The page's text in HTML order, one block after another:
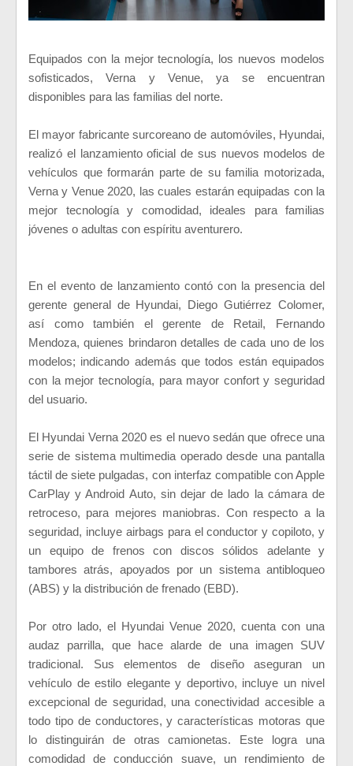
Equipados con la mejor tecnología, los nuevos modelos
sofisticados, Verna y Venue, ya se encuentran
disponibles para las familias del norte.
El mayor fabricante surcoreano de automóviles, Hyundai,
realizó el lanzamiento oficial de sus nuevos modelos de
vehículos que formarán parte de su familia motorizada,
Verna y Venue 2020, las cuales estarán equipadas con la
mejor tecnología y comodidad, ideales para familias
jóvenes o adultas con espíritu aventurero.
En el evento de lanzamiento contó con la presencia del
gerente general de Hyundai, Diego Gutiérrez Colomer,
así como también el gerente de Retail, Fernando
Mendoza, quienes brindaron detalles de cada uno de los
modelos; indicando además que todos están equipados
con la mejor tecnología, para mayor confort y seguridad
del usuario.
El Hyundai Verna 2020 es el nuevo sedán que ofrece una
serie de sistema multimedia operado desde una pantalla
táctil de siete pulgadas, con interfaz compatible con Apple
CarPlay y Android Auto, sin dejar de lado la cámara de
retroceso, para mejores maniobras. Con respecto a la
seguridad, incluye airbags para el conductor y copiloto, y
un equipo de frenos con discos sólidos adelante y
tambores atrás, apoyados por un sistema antibloqueo
(ABS) y la distribución de frenado (EBD).
Por otro lado, el Hyundai Venue 2020, cuenta con una
audaz parrilla, que hace alarde de una imagen SUV
tradicional. Sus elementos de diseño aseguran un
vehículo de estilo elegante y deportivo, incluye un nivel
excepcional de seguridad, una conectividad accesible a
todo tipo de conductores, y características motoras que
lo distinguirán de otras camionetas. Este logra una
comodidad de conducción suave, un rendimiento de